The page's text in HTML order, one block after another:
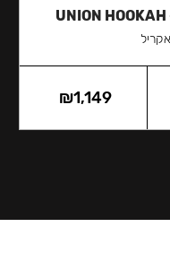
UNION
₪1,149